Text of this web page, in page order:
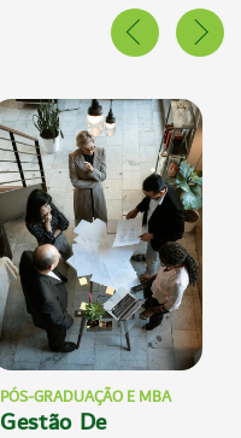
PÓS-GRADUAÇÃO E MBA
Gestão De